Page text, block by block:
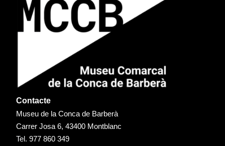
Contacte
Museu de la Conca de Barberà
Carrer Josa 6, 43400 Montblanc
Tel.977 860 349